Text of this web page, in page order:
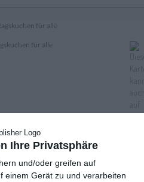
Ihre Privatsphäre
und/oder greifen auf
einem Gerät zu und verarbeiten
für alle